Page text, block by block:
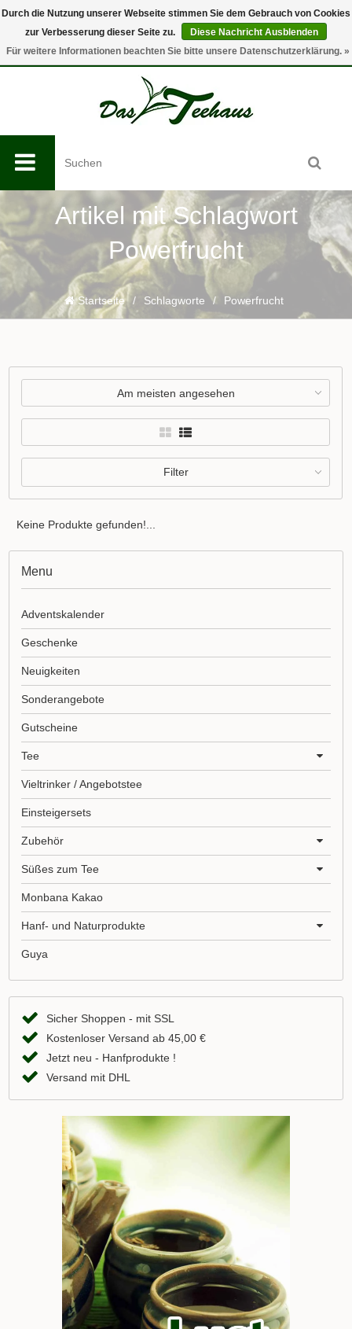
0
Artikel mit Schlagwort
Powerfrucht
Startseite / Schlagworte / Powerfrucht
Am meisten angesehen
Filter
Keine Produkte gefunden!...
Menu
Adventskalender
Geschenke
Neuigkeiten
Sonderangebote
Gutscheine
Tee
Vieltrinker / Angebotstee
Einsteigersets
Zubehör
Süßes zum Tee
Monbana Kakao
Hanf- und Naturprodukte
Guya
Sicher Shoppen - mit SSL
Kostenloser Versand ab 45,00 €
Jetzt neu - Hanfprodukte !
Versand mit DHL
Durch die Nutzung unserer Webseite stimmen Sie dem Gebrauch von Cookies
zur Verbesserung dieser Seite zu.
Diese Nachricht Ausblenden
Für weitere Informationen beachten Sie bitte unsere Datenschutzerklärung. »